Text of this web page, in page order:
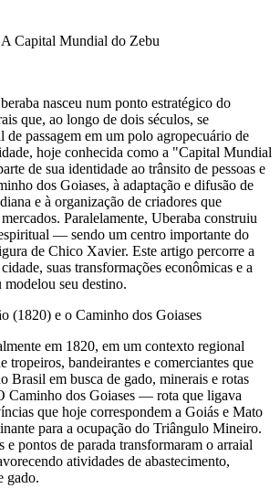
Capital Mundial do Zebu
nasceu num ponto estratégico do
que, ao longo de dois séculos, se
de passagem em um polo agropecuário de
hoje conhecida como a "Capital Mundial
de sua identidade ao trânsito de pessoas e
dos Goiases, à adaptação e difusão de
e à organização de criadores que
Paralelamente, Uberaba construiu
— sendo um centro importante do
de Chico Xavier. Este artigo percorre a
suas transformações econômicas e a
seu destino.
(1820) e o Caminho dos Goiases
em 1820, em um contexto regional
tropeiros, bandeirantes e comerciantes que
Brasil em busca de gado, minerais e rotas
Caminho dos Goiases — rota que ligava
que hoje correspondem a Goiás e Mato
para a ocupação do Triângulo Mineiro.
e pontos de parada transformaram o arraial
atividades de abastecimento,
gado.